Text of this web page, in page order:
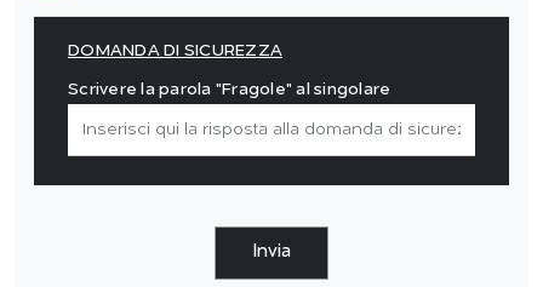
DOMANDA DI SICUREZZA
Scrivere la parola "Fragole" al singolare
Invia